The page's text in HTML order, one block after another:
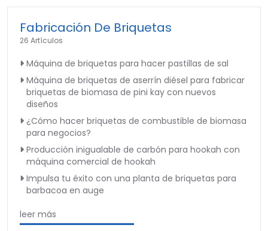
Fabricación De Briquetas
26 Artículos
Máquina de briquetas para hacer pastillas de sal
Máquina de briquetas de aserrín diésel para fabricar
briquetas de biomasa de pini kay con nuevos
diseños
¿Cómo hacer briquetas de combustible de biomasa
para negocios?
Producción inigualable de carbón para hookah con
máquina comercial de hookah
Impulsa tu éxito con una planta de briquetas para
barbacoa en auge
leer más